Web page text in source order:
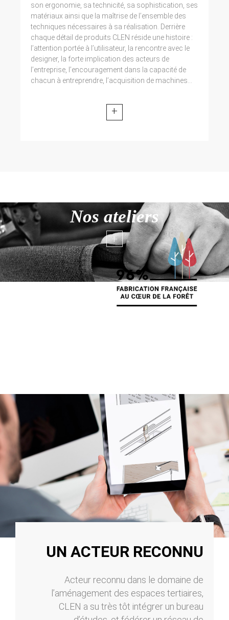
son ergonomie, sa technicité, sa sophistication, ses
matériaux ainsi que la maîtrise de l’ensemble des
techniques nécessaires à sa réalisation. Derrière
chaque détail de produits CLEN réside une histoire :
l’attention portée à l’utilisateur, la rencontre avec le
designer, la forte implication des acteurs de
l’entreprise, l’encouragement dans la capacité de
chacun à entreprendre, l’acquisition de machines...
+
Nos ateliers
+
UN ACTEUR RECONNU
Acteur reconnu dans le domaine de
l’aménagement des espaces tertiaires,
CLEN a su très tôt intégrer un bureau